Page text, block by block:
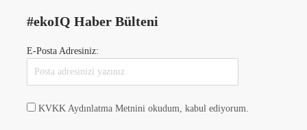
#ekoIQ Haber Bülteni
E-Posta Adresiniz:
KVKK Aydınlatma Metnini okudum, kabul ediyorum.